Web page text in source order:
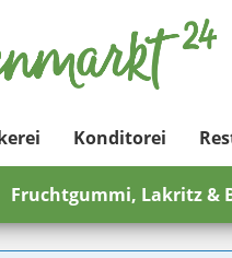
Konditorei
Fruchtgummi, Lakritz &